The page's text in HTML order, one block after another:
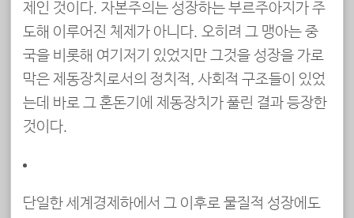
제인 것이다. 자본주의는 성장하는 부르주아지가 주
도해 이루어진 체제가 아니다. 오히려 그 맹아는 중
국을 비롯해 여기저기 있었지만 그것을 성장을 가로
막은 제동장치로서의 정치적, 사회적 구조들이 있었
는데 바로 그 혼돈기에 제동장치가 풀린 결과 등장한
것이다.
단일한 세계경제하에서 그 이후로 물질적 성장에도